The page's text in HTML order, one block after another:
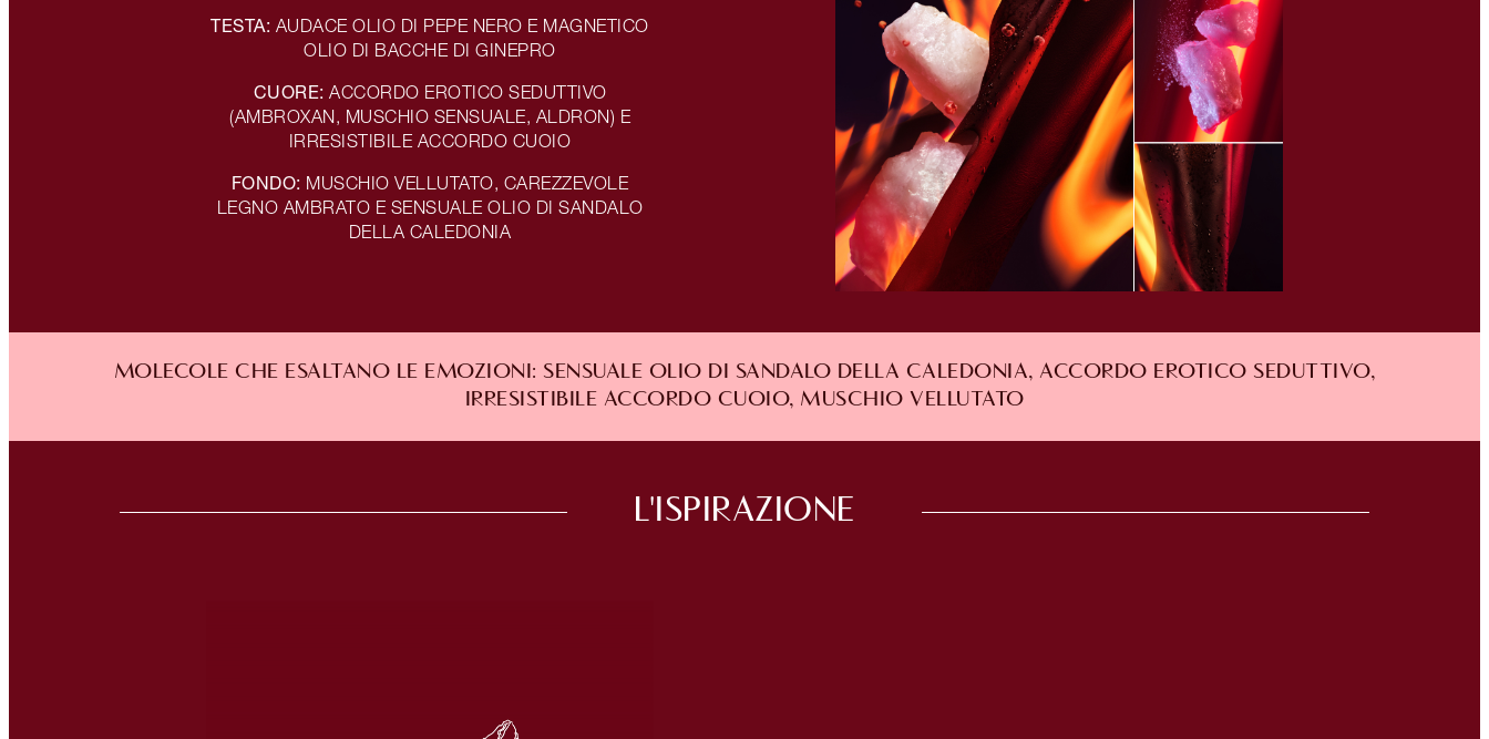
TESTA: AUDACE OLIO DI PEPE NERO E MAGNETICO
OLIO DI BACCHE DI GINEPRO
CUORE: ACCORDO EROTICO SEDUTTIVO
(AMBROXAN, MUSCHIO SENSUALE, ALDRON) E
IRRESISTIBILE ACCORDO CUOIO
FONDO: MUSCHIO VELLUTATO, CAREZZEVOLE
LEGNO AMBRATO E SENSUALE OLIO DI SANDALO
DELLA CALEDONIA
MOLECOLE CHE ESALTANO LE EMOZIONI: SENSUALE OLIO DI SANDALO DELLA CALEDONIA, ACCORDO EROTICO SEDUTTIVO,
IRRESISTIBILE ACCORDO CUOIO, MUSCHIO VELLUTATO
L'ISPIRAZIONE